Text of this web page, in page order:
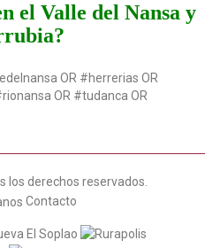
el Valle del Nansa y
OR #herrerias OR
OR #tudanca OR
los derechos reservados.
Contacto